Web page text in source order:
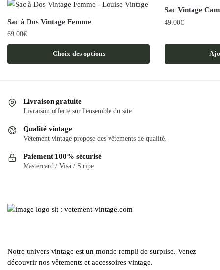
Sac à Dos Vintage Femme
69.00€
Choix des options
produit
variations.
peuvent
choisies
du
Sac Vintage
49.00€
Livraison gratuite
Livraison offerte sur l'ensemble du site.
Qualité vintage
Vêtement vintage propose des vêtements de qualité.
Paiement 100% sécurisé
Mastercard / Visa / Stripe
Notre univers vintage est un monde rempli de surprise. Venez
découvrir nos vêtements et accessoires vintage.